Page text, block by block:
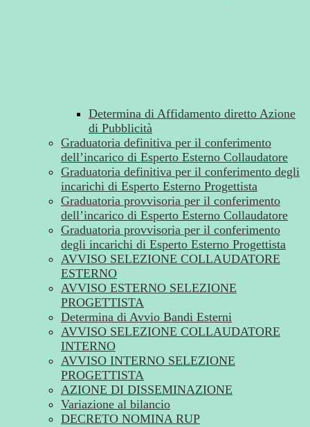
Determina di Affidamento diretto Azione
di Pubblicità
Graduatoria definitiva per il conferimento
dell’incarico di Esperto Esterno Collaudatore
Graduatoria definitiva per il conferimento degli
incarichi di Esperto Esterno Progettista
Graduatoria provvisoria per il conferimento
dell’incarico di Esperto Esterno Collaudatore
Graduatoria provvisoria per il conferimento
degli incarichi di Esperto Esterno Progettista
AVVISO SELEZIONE COLLAUDATORE
ESTERNO
AVVISO ESTERNO SELEZIONE
PROGETTISTA
Determina di Avvio Bandi Esterni
AVVISO SELEZIONE COLLAUDATORE
INTERNO
AVVISO INTERNO SELEZIONE
PROGETTISTA
AZIONE DI DISSEMINAZIONE
Variazione al bilancio
DECRETO NOMINA RUP